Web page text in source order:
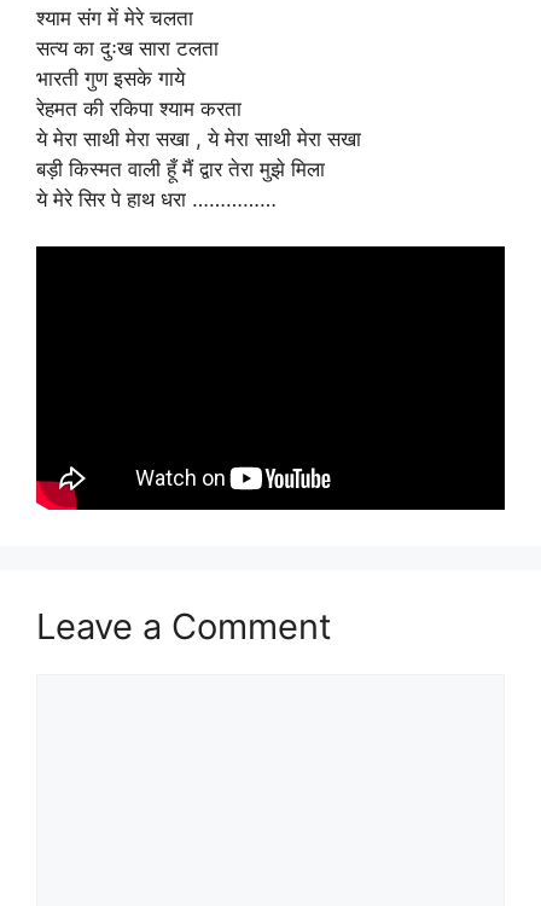
श्याम संग में मेरे चलता
सत्य का दुःख सारा टलता
भारती गुण इसके गाये
रेहमत की रकिपा श्याम करता
ये मेरा साथी मेरा सखा , ये मेरा साथी मेरा सखा
बड़ी किस्मत वाली हूँ मैं द्वार तेरा मुझे मिला
ये मेरे सिर पे हाथ धरा ……………
Leave a Comment